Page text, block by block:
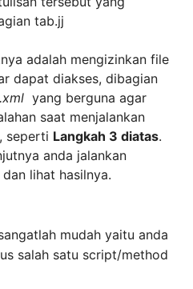
tab.jj
adalah mengizinkan file
dapat diakses, dibagian
yang berguna agar
saat menjalankan
seperti Langkah 3 diatas.
anda jalankan
lihat hasilnya.
mudah yaitu anda
salah satu script/method